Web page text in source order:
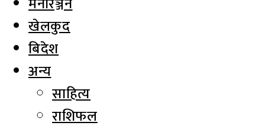
खेलकुद
बिदेश
अन्य
साहित्य
राशिफल